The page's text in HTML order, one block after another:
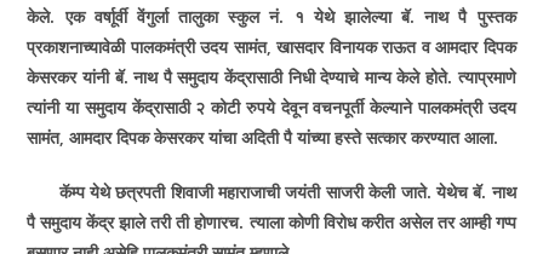
केले. एक वर्षाूर्वी वेंगुर्ला तालुका स्कुल नं. १ येथे झालेल्या बॅ. नाथ पै पुस्तक
प्रकाशनाच्यावेळी पालकमंत्री उदय सामंत,खासदार विनायक राऊत व आमदार दिपक
केसरकर यांनी बॅ. नाथ पै समुदाय केंद्रासाठी निधी देण्याचे मान्य केले होते. त्याप्रमाणे
त्यांनी या समुदाय केंद्रासाठी २ कोटी रुपये देवून वचनपूर्ती केल्याने पालकमंत्री उदय
सामंत,आमदार दिपक केसरकर यांचा अदिती पै यांच्या हस्ते सत्कार करण्यात आला.
कॅम्प येथे छत्रपती शिवाजी महाराजाची जयंती साजरी केली जाते. येथेच बॅ. नाथ
पै समुदाय केंद्र झाले तरी ती होणारच. त्याला कोणी विरोध करीत असेल तर आम्ही गप्प